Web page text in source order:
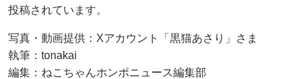
投稿されています。
写真・動画提供：Xアカウント「黒猫あさり」さま
執筆：tonakai
編集：ねこちゃんホンポニュース編集部